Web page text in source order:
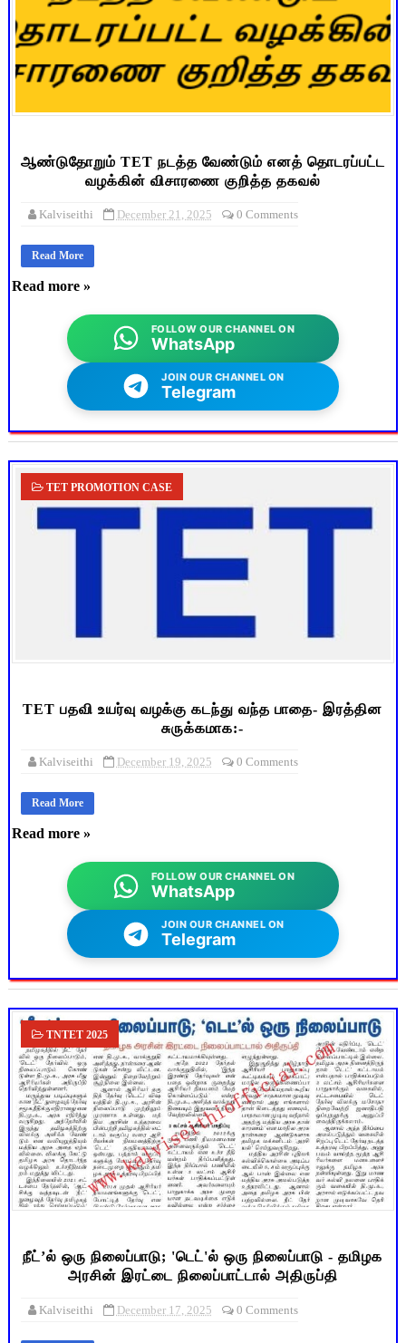
ஆண்டுதோறும் TET நடத்த வேண்டும் எனத் தொடரப்பட்ட
வழக்கின் விசாரணை குறித்த தகவல்
Kalviseithi December 21, 2025 0 Comments
Read More
Read more »
FOLLOW OUR CHANNEL ON
WhatsApp
JOIN OUR CHANNEL ON
Telegram
TET PROMOTION CASE
TET பதவி உயர்வு வழக்கு கடந்து வந்த பாதை- இரத்தின
சுருக்கமாக:-
Kalviseithi December 19, 2025 0 Comments
Read More
Read more »
FOLLOW OUR CHANNEL ON
WhatsApp
JOIN OUR CHANNEL ON
Telegram
TNTET 2025
நீட்’ல் ஒரு நிலைப்பாடு; 'டெட்'ல் ஒரு நிலைப்பாடு - தமிழக
அரசின் இரட்டை நிலைப்பாட்டால் அதிருப்தி
Kalviseithi December 17, 2025 0 Comments